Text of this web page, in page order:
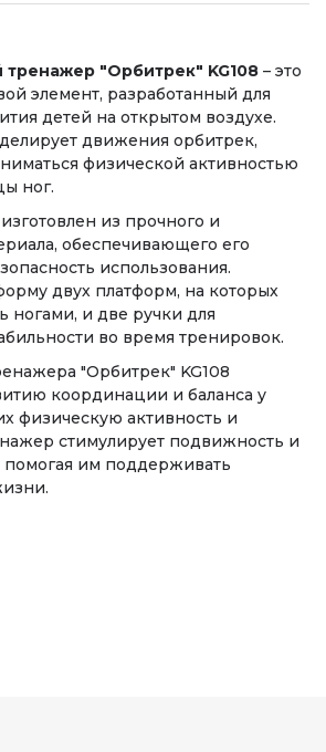
"Орбитрек" KG108 – это
элемент, разработанный для
детей на открытом воздухе.
движения орбитрек,
физической активностью
ног.
из прочного и
обеспечивающего его
использования.
двух платформ, на которых
ногами, и две ручки для
во время тренировок.
"Орбитрек" KG108
координации и баланса у
физическую активность и
стимулирует подвижность и
помогая им поддерживать